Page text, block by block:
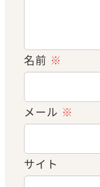
名前 ※
メール ※
サイト